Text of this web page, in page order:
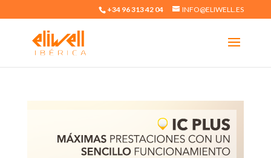
+34 96 313 42 04 INFO@ELIWELL.ES